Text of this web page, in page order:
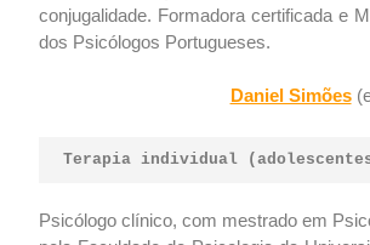
conjugalidade. Formadora certificada e
dos Psicólogos Portugueses.
Daniel Simões
Terapia individual
Psicólogo clínico, com mestrado em